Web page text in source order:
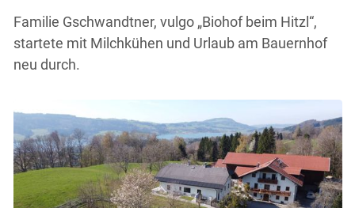
Familie Gschwandtner, vulgo „Biohof beim Hitzl“,
startete mit Milchkühen und Urlaub am Bauernhof
neu durch.